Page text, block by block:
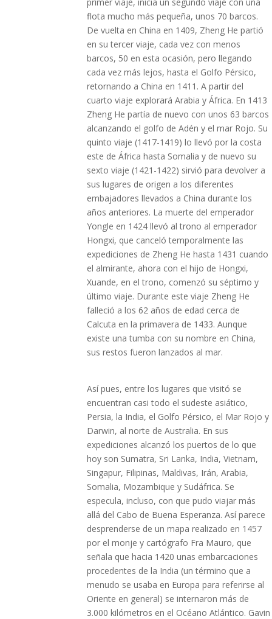
flota mucho más pequeña, unos 70 barcos.
De vuelta en China en 1409, Zheng He partió
en su tercer viaje, cada vez con menos
barcos, 50 en esta ocasión, pero llegando
cada vez más lejos, hasta el Golfo Pérsico,
retornando a China en 1411. A partir del
cuarto viaje explorará Arabia y África. En 1413
Zheng He partía de nuevo con unos 63 barcos
alcanzando el golfo de Adén y el mar Rojo. Su
quinto viaje (1417-1419) lo llevó por la costa
este de África hasta Somalia y de nuevo su
sexto viaje (1421-1422) sirvió para devolver a
sus lugares de origen a los diferentes
embajadores llevados a China durante los
años anteriores. La muerte del emperador
Yongle en 1424 llevó al trono al emperador
Hongxi, que canceló temporalmente las
expediciones de Zheng He hasta 1431 cuando
el almirante, ahora con el hijo de Hongxi,
Xuande, en el trono, comenzó su séptimo y
último viaje. Durante este viaje Zheng He
falleció a los 62 años de edad cerca de
Calcuta en la primavera de 1433. Aunque
existe una tumba con su nombre en China,
sus restos fueron lanzados al mar.
Así pues, entre los lugares que visitó se
encuentran casi todo el sudeste asiático,
Persia, la India, el Golfo Pérsico, el Mar Rojo y
Darwin, al norte de Australia. En sus
expediciones alcanzó los puertos de lo que
hoy son Sumatra, Sri Lanka, India, Vietnam,
Singapur, Filipinas, Maldivas, Irán, Arabia,
Somalia, Mozambique y Sudáfrica. Se
especula, incluso, con que pudo viajar más
allá del Cabo de Buena Esperanza. Así parece
desprenderse de un mapa realizado en 1457
por el monje y cartógrafo Fra Mauro, que
señala que hacia 1420 unas embarcaciones
procedentes de la India (un término que a
menudo se usaba en Europa para referirse al
Oriente en general) se internaron más de
3.000 kilómetros en el Océano Atlántico. Gavin